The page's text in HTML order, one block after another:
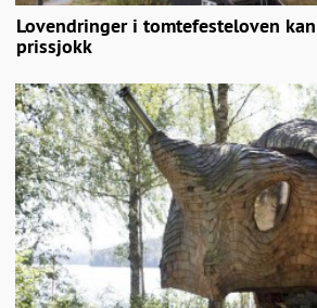
Lovendringer i tomtefesteloven
prissjokk